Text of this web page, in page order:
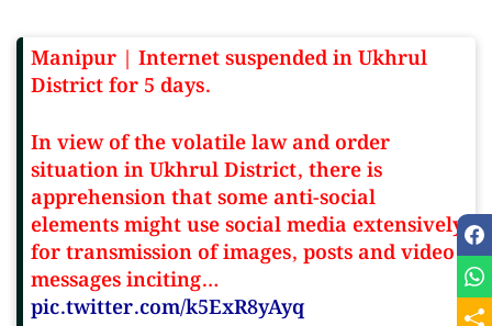
Manipur | Internet suspended in Ukhrul
District for 5 days.
In view of the volatile law and order
situation in Ukhrul District, there is
apprehension that some anti-social
elements might use social media extensively
for transmission of images, posts and video
messages inciting…
pic.twitter.com/k5ExR8yAyq